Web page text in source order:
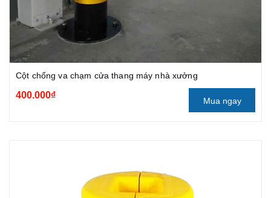
Cột chống va chạm cửa thang máy nhà xưởng
400.000₫
Mua ngay